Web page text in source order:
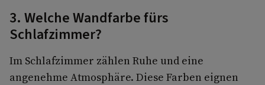
3. Welche Wandfarbe fürs
Schlafzimmer?
Im Schlafzimmer zählen Ruhe und eine
angenehme Atmosphäre. Diese Farben eignen